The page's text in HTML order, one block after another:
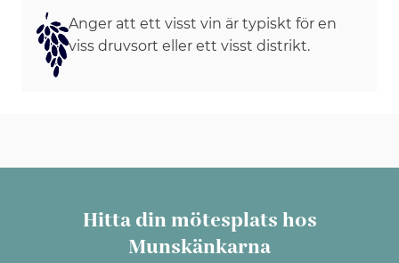
Anger att ett visst vin är typiskt för en
viss druvsort eller ett visst distrikt.
Hitta din mötesplats hos
Munskänkarna